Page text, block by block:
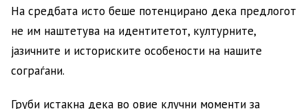
На средбата исто беше потенцирано дека предлогот
не им наштетува на идентитетот, културните,
јазичните и историските особености на нашите
сограѓани.
Груби истакна дека во овие клучни моменти за